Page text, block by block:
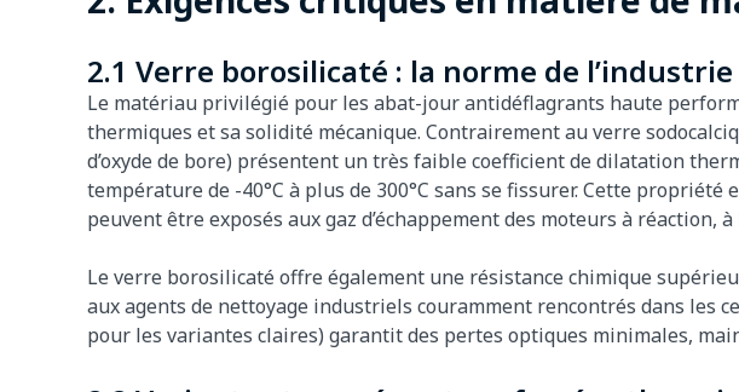
2.1 Verre borosilicaté : la norme de l’industrie
Le matériau privilégié pour les abat-jour antidéflagrants haute
thermiques et sa solidité mécanique. Contrairement au verre
d’oxyde de bore) présentent un très faible coefficient de dilatation
température de -40°C à plus de 300°C sans se fissurer. Cette
peuvent être exposés aux gaz d’échappement des moteurs à
Le verre borosilicaté offre également une résistance chimique
aux agents de nettoyage industriels couramment rencontrés dans les
pour les variantes claires) garantit des pertes optiques minimales,